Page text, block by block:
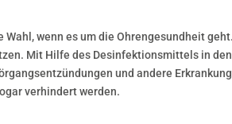
wenn es um die Ohrengesundheit
Mit Hilfe des Desinfektionsmittels in
und andere
verhindert werden.